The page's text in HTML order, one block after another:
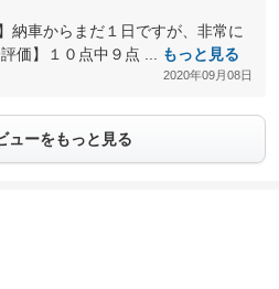
納車からまだ１日ですが、非常に
価】１０点中９点 ...
もっと見る
2020年09月08日
ューをもっと見る